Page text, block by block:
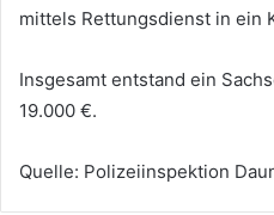
mittels Rettungsdienst in ein
Insgesamt entstand ein
19.000 €.
Quelle: Polizeiinspektion